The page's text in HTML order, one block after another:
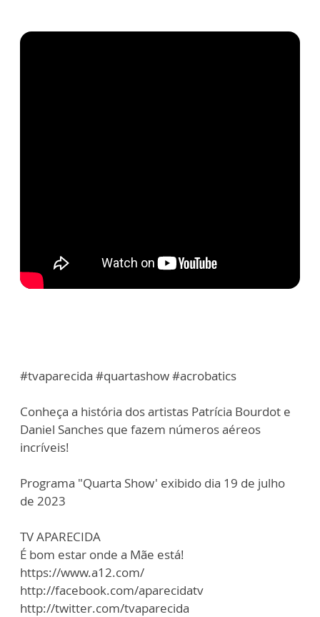
#tvaparecida #quartashow #acrobatics
Conheça a história dos artistas Patrícia Bourdot e
Daniel Sanches que fazem números aéreos
incríveis!
Programa "Quarta Show' exibido dia 19 de julho
de 2023
TV APARECIDA
É bom estar onde a Mãe está!
https://www.a12.com/
http://facebook.com/aparecidatv
http://twitter.com/tvaparecida